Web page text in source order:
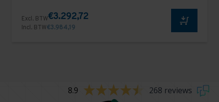
Excl. BTW€3.292,72
Incl. BTW€3.984,19
8.9 268 reviews